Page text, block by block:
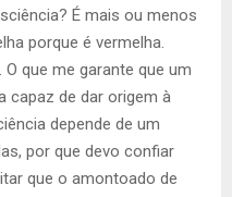
É mais ou menos
porque é vermelha.
que me garante que um
capaz de dar origem à
depende de um
por que devo confiar
que o amontoado de